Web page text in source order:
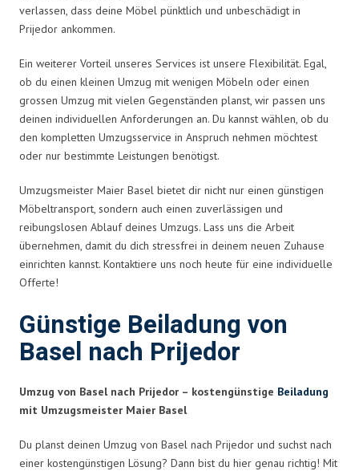
verlassen, dass deine Möbel pünktlich und unbeschädigt in
Prijedor ankommen.
Ein weiterer Vorteil unseres Services ist unsere Flexibilität. Egal,
ob du einen kleinen Umzug mit wenigen Möbeln oder einen
grossen Umzug mit vielen Gegenständen planst, wir passen uns
deinen individuellen Anforderungen an. Du kannst wählen, ob du
den kompletten Umzugsservice in Anspruch nehmen möchtest
oder nur bestimmte Leistungen benötigst.
Umzugsmeister Maier Basel bietet dir nicht nur einen günstigen
Möbeltransport, sondern auch einen zuverlässigen und
reibungslosen Ablauf deines Umzugs. Lass uns die Arbeit
übernehmen, damit du dich stressfrei in deinem neuen Zuhause
einrichten kannst. Kontaktiere uns noch heute für eine individuelle
Offerte!
Günstige Beiladung von
Basel nach Prijedor
Umzug von Basel nach Prijedor – kostengünstige Beiladung
mit Umzugsmeister Maier Basel
Du planst deinen Umzug von Basel nach Prijedor und suchst nach
einer kostengünstigen Lösung? Dann bist du hier genau richtig! Mit